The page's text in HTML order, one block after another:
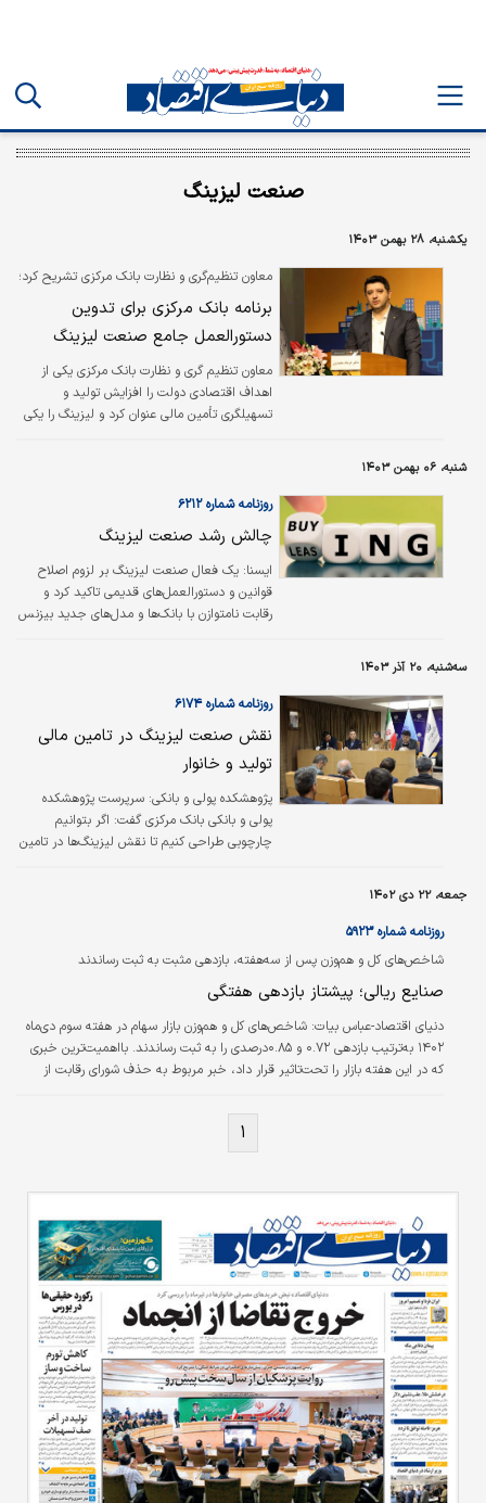
صنعت لیزینگ
یکشنبه، ۲۸ بهمن ۱۴۰۳
معاون تنظیم‌گری و نظارت بانک مرکزی تشریح کرد؛
برنامه بانک مرکزی برای تدوین
دستورالعمل جامع صنعت لیزینگ
معاون تنظیم گری و نظارت بانک مرکزی یکی از
اهداف اقتصادی دولت را افزایش تولید و
تسهیلگری تأمین مالی عنوان کرد و لیزینگ را یکی
خود رشد نکرده است؛ لذا بانک مرکزی به دنبال
تدوین دستور‌العمل های جامع برای این صنعت
است.
شنبه، ۰۶ بهمن ۱۴۰۳
روزنامه شماره ۶۲۱۲
چالش رشد صنعت لیزینگ
ایسنا: یک فعال صنعت لیزینگ بر لزوم اصلاح
قوانین و دستورالعمل‌‌‌های قدیمی تاکید کرد و
رقابت نامتوازن با بانک‌ها و مدل‌‌‌های جدید بیزنس
به‌منظور بهره‌‌‌برداری از عین کالا یا منفعت کالای
سرمایه‌‌‌ای یا مصرفی بادوام که از قابلیت اجاره
برخوردار باشد، منعقد می‌شود و مجموعه‌‌‌ای از
مبادلات اقتصادی مشتمل بر خرید، اجاره و در
نهایت فروش (تملیک) را دربرمی‌گیرد.
سه‌شنبه، ۲۰ آذر ۱۴۰۳
روزنامه شماره ۶۱۷۴
نقش‌ صنعت لیزینگ در تامین مالی
تولید و خانوار
پژوهشکده پولی و بانکی: سرپرست پژوهشکده
پولی و بانکی بانک مرکزی گفت: اگر بتوانیم
چارچوبی طراحی کنیم تا نقش لیزینگ‌ها در تامین
بانک مرکزی و اشخاص تحت نظارت، مثبت و رو به
جلو باشد و تمهیداتی که در پژوهشکده دنبال
می‌کنیم در همین راستا است. وی افزود: اگر
بتوانیم چارچوبی طراحی کنیم تا نقش لیزینگ‌ها
(شرکت‌های واسپاری) در تامین…
جمعه، ۲۲ دی ۱۴۰۲
شاخص‌های کل و هم‏‏‌وزن پس از سه‌هفته، بازدهی مثبت به ثبت رساندند
روزنامه شماره ۵۹۲۳
صنایع ریالی؛ پیشتاز بازدهی هفتگی
دنیای اقتصاد-عباس بیات: شاخص‌های کل و هم‏‏‌وزن بازار سهام در هفته سوم دی‌ماه
۱۴۰۲ به‏‏‌ترتیب بازدهی ۰.۷۲ و ۰.۸۵درصدی را به ثبت رساندند. بااهمیت‏‏‌ترین خبری
که در این هفته بازار را تحت‌تاثیر قرار داد، خبر مربوط به حذف شورای رقابت از
شده است تا عصر جدیدی در قیمت‌گذاری خودرو رقم بخورد و از این پس قیمت
این امر موجب خروج خودروسازان از زیاندهی می‌شود. یکی دیگر از اتفاقات مثبت
۱